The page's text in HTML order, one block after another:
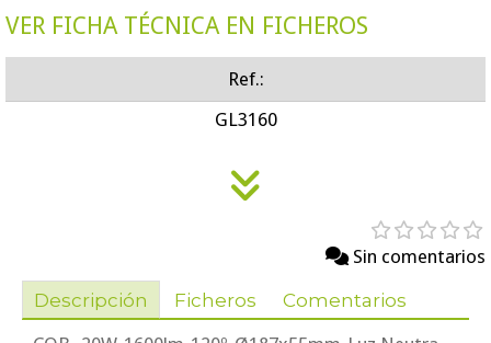
VER FICHA TÉCNICA EN FICHEROS
Ref.:
GL3160
Sin comentarios
Descripción
Ficheros Comentarios